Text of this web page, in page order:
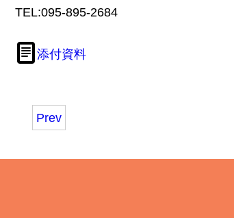
TEL:095-895-2684
添付資料
Prev